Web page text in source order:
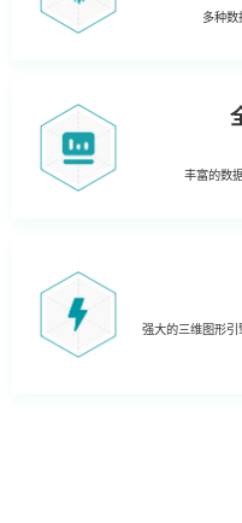
多种数
丰富的数
强大的三维图形